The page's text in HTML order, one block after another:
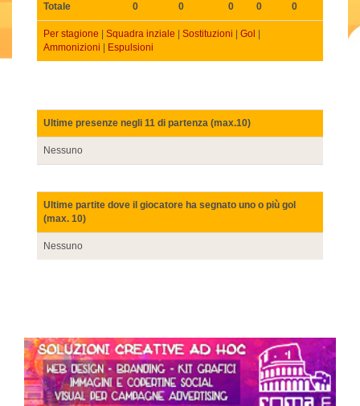
Totale 0 0 0 0 0
Per stagione Squadra inziale Sostituzioni Gol
Ammonizioni
Espulsioni
Ultime presenze negli 11 di partenza (max.10)
Nessuno
Ultime partite dove il giocatore ha segnato uno o più gol
(max. 10)
Nessuno